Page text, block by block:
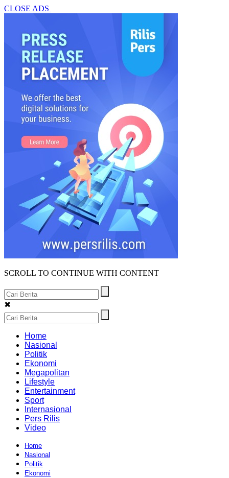
CLOSE ADS
SCROLL TO CONTINUE WITH CONTENT
✖
Home
Nasional
Politik
Ekonomi
Megapolitan
Lifestyle
Entertainment
Sport
Internasional
Pers Rilis
Video
Home
Nasional
Politik
Ekonomi